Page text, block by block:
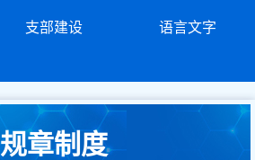
支部建设 语言文字
规章制度